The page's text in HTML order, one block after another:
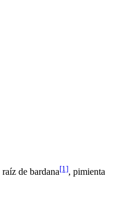
raíz de bardana[1], pimienta